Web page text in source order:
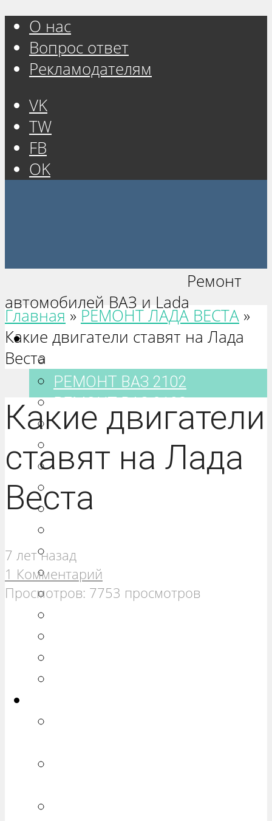
О нас
Вопрос ответ
Рекламодателям
VK
TW
FB
OK
Ремонт
автомобилей ВАЗ и Lada
Ваз 2101-2115
РЕМОНТ ВАЗ 2102
РЕМОНТ ВАЗ 2103
РЕМОНТ ВАЗ 2104
РЕМОНТ ВАЗ 2105
РЕМОНТ ВАЗ 2106
РЕМОНТ ВАЗ 2107
РЕМОНТ ВАЗ 2108
РЕМОНТ ВАЗ 21099
РЕМОНТ ВАЗ 2110
РЕМОНТ ВАЗ 2111
Главная » РЕМОНТ ЛАДА ВЕСТА »
Какие двигатели ставят на Лада
Веста
Какие двигатели
ставят на Лада
Веста
7 лет назад
1 Комментарий
Просмотров: 7753 просмотров